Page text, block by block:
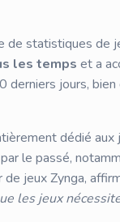
de statistiques de
les temps et a
derniers jours,
dédié aux
le passé,
jeux Zynga,
les jeux